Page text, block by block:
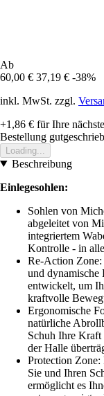
Ab
60,00 € 37,19 € -38%
inkl. MwSt. zzgl.
+1,86 € für Ihre
Bestellung
Loading...
Beschreibung
Einlegesohlen:
Sohlen von
abgeleitet von
integriertem
Kontrolle - in
Re-Action Zone:
und
entwickelt, um
kraftvolle
Ergonomische
natürliche
Schuh Ihre Kraft
der Halle
Protection
Sie und Ihren
ermöglicht es